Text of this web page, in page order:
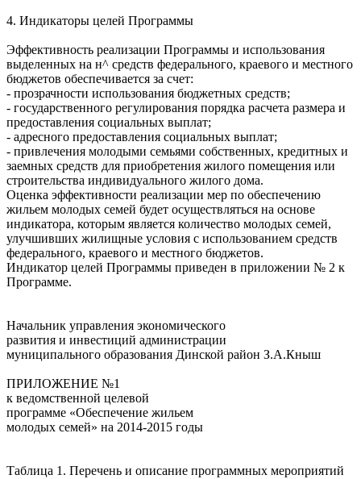
4. Индикаторы целей Программы
Эффективность реализации Программы и использования
выделенных на н^ средств федерального, краевого и местного
бюджетов обеспечивается за счет:
- прозрачности использования бюджетных средств;
- государственного регулирования порядка расчета размера и
предоставления социальных выплат;
- адресного предоставления социальных выплат;
- привлечения молодыми семьями собственных, кредитных и
заемных средств для приобретения жилого помещения или
строительства индивидуального жилого дома.
Оценка эффективности реализации мер по обеспечению
жильем молодых семей будет осуществляться на основе
индикатора, которым является количество молодых семей,
улучшивших жилищные условия с использованием средств
федерального, краевого и местного бюджетов.
Индикатор целей Программы приведен в приложении № 2 к
Программе.
Начальник управления экономического
развития и инвестиций администрации
муниципального образования Динской район З.А.Кныш
ПРИЛОЖЕНИЕ №1
к ведомственной целевой
программе «Обеспечение жильем
молодых семей» на 2014-2015 годы
Таблица 1. Перечень и описание программных мероприятий